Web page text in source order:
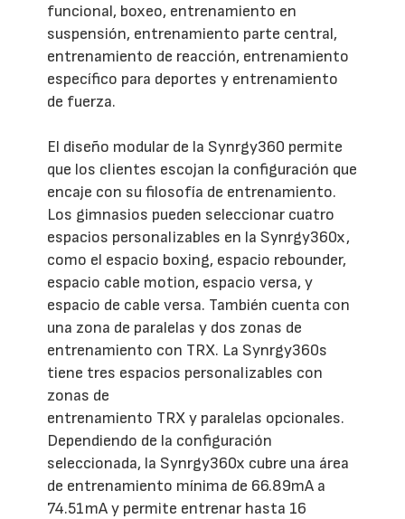
funcional, boxeo, entrenamiento en
suspensión, entrenamiento parte central,
entrenamiento de reacción, entrenamiento
específico para deportes y entrenamiento
de fuerza.
El diseño modular de la Synrgy360 permite
que los clientes escojan la configuración que
encaje con su filosofía de entrenamiento.
Los gimnasios pueden seleccionar cuatro
espacios personalizables en la Synrgy360x,
como el espacio boxing, espacio rebounder,
espacio cable motion, espacio versa, y
espacio de cable versa. También cuenta con
una zona de paralelas y dos zonas de
entrenamiento con TRX. La Synrgy360s
tiene tres espacios personalizables con
zonas de
entrenamiento TRX y paralelas opcionales.
Dependiendo de la configuración
seleccionada, la Synrgy360x cubre una área
de entrenamiento mínima de 66.89mA a
74.51mA y permite entrenar hasta 16